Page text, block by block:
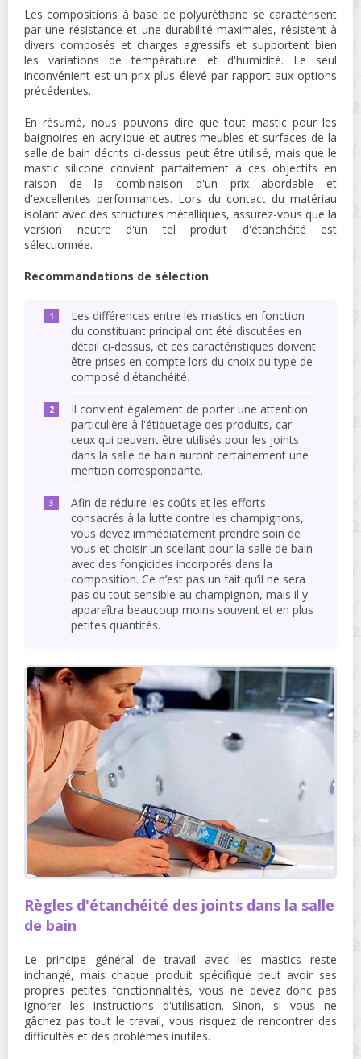
Les compositions à base de polyuréthane se caractérisent
par une résistance et une durabilité maximales, résistent à
divers composés et charges agressifs et supportent bien
les variations de température et d'humidité. Le seul
inconvénient est un prix plus élevé par rapport aux options
précédentes.
En résumé, nous pouvons dire que tout mastic pour les
baignoires en acrylique et autres meubles et surfaces de la
salle de bain décrits ci-dessus peut être utilisé, mais que le
mastic silicone convient parfaitement à ces objectifs en
raison de la combinaison d'un prix abordable et
d'excellentes performances. Lors du contact du matériau
isolant avec des structures métalliques, assurez-vous que la
version neutre d'un tel produit d'étanchéité est
sélectionnée.
Recommandations de sélection
Les différences entre les mastics en fonction
du constituant principal ont été discutées en
détail ci-dessus, et ces caractéristiques doivent
être prises en compte lors du choix du type de
composé d'étanchéité.
Il convient également de porter une attention
particulière à l'étiquetage des produits, car
ceux qui peuvent être utilisés pour les joints
dans la salle de bain auront certainement une
mention correspondante.
Afin de réduire les coûts et les efforts
consacrés à la lutte contre les champignons,
vous devez immédiatement prendre soin de
vous et choisir un scellant pour la salle de bain
avec des fongicides incorporés dans la
composition. Ce n’est pas un fait qu’il ne sera
pas du tout sensible au champignon, mais il y
apparaîtra beaucoup moins souvent et en plus
petites quantités.
Règles d'étanchéité des joints dans la salle
de bain
Le principe général de travail avec les mastics reste
inchangé, mais chaque produit spécifique peut avoir ses
propres petites fonctionnalités, vous ne devez donc pas
ignorer les instructions d'utilisation. Sinon, si vous ne
gâchez pas tout le travail, vous risquez de rencontrer des
difficultés et des problèmes inutiles.